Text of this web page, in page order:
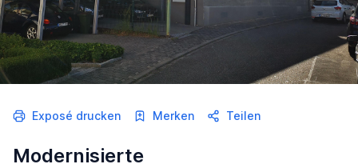
Exposé drucken Merken Teilen
Modernisierte